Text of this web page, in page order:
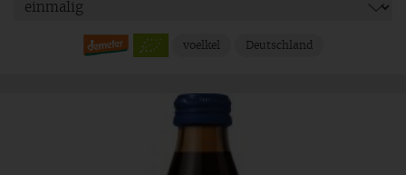
voelkel Deutschland